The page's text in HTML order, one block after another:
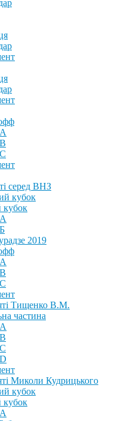
серед ВНЗ
кубок
2019
Тищенко В.М.
частина
Миколи Кудрицького
кубок